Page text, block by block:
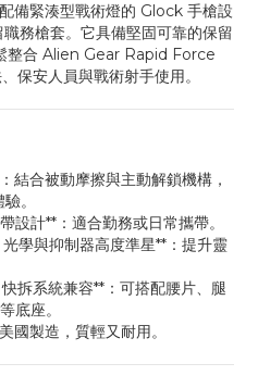
備緊湊型戰術燈的 Glock 手槍設
務槍套。它具備堅固可靠的保留
整合 Alien Gear Rapid Force
保安人員與戰術射手使用。
合被動摩擦與主動解鎖機構，
。
計**：適合勤務或日常攜帶。
學與抑制器高度準星**：提升靈
拆系統兼容**：可搭配腰片、腿
底座。
國製造，質輕又耐用。